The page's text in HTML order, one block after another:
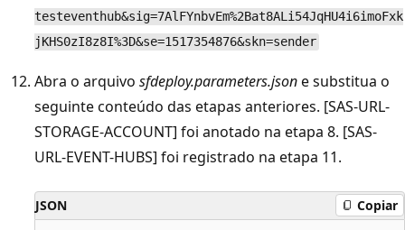
testeventhub&sig=7AlFYnbvEm%2Bat8ALi54JqHU4i6imoFxk
jKHS0zI8z8I%3D&se=1517354876&skn=sender
Abra o arquivo sfdeploy.parameters.jsone substitua o
seguinte conteúdo das etapas anteriores. [SAS-URL-
STORAGE-ACCOUNT] foi anotado na etapa 8. [SAS-
URL-EVENT-HUBS] foi registrado na etapa 11.
JSON Copiar